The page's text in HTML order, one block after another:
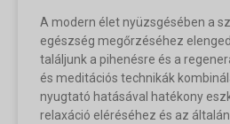
A modern élet nyüzsgésében a
egészség megőrzéséhez
találjunk a pihenésre és a
és meditációs technikák
nyugtató hatásával hatékony
relaxáció eléréséhez és az